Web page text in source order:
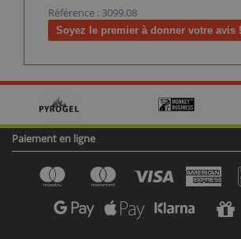
Référence : 3099.08
Soyez le premier à donner votre avis !
Paiement en ligne